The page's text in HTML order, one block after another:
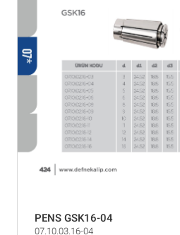
PENS GSK16-04
07.10.03.16-04